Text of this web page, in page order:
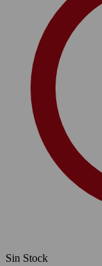
Sin Stock